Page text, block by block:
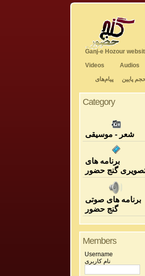
Ganj-e Hozour
Videos
Audios
پایین
پیام‌های
Category
شعر - موسیقی
برنامه های
گنج حضور
برنامه های صوتی
گنج حضور
Members
Username
نام کاربری